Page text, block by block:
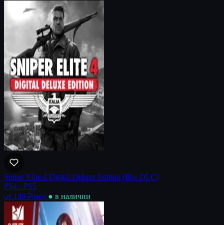
Sniper Elite 4 Digital Deluxe Edition (Все DLC)
PS4 · PS5
от 149 ₽/нед ● в наличии